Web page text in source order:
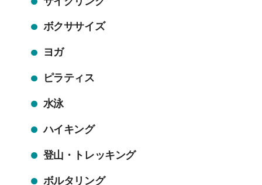
ボクササイズ
ヨガ
ピラティス
水泳
ハイキング
登山・トレッキング
ボルタリング